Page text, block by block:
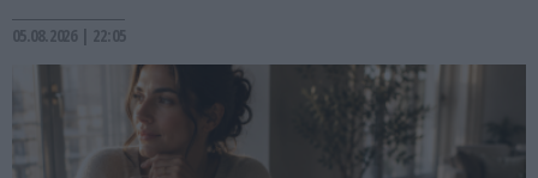
05.08.2026 | 22:05